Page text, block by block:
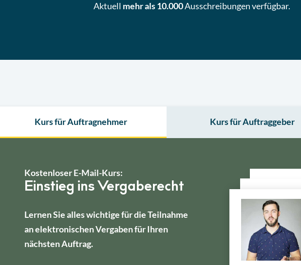
Aktuell mehr als 10.000Ausschreibungen verfügbar.
Kurs für Auftragnehmer Kurs für Auftraggeber
Kostenloser E-Mail-Kurs:
Einstieg ins Vergaberecht
Lernen Sie alles wichtige für die Teilnahme
an elektronischen Vergaben für Ihren
nächsten Auftrag.